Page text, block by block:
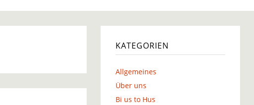
Alltag
KATEGORIEN
Allgemeines
Über uns
Bi us to Hus